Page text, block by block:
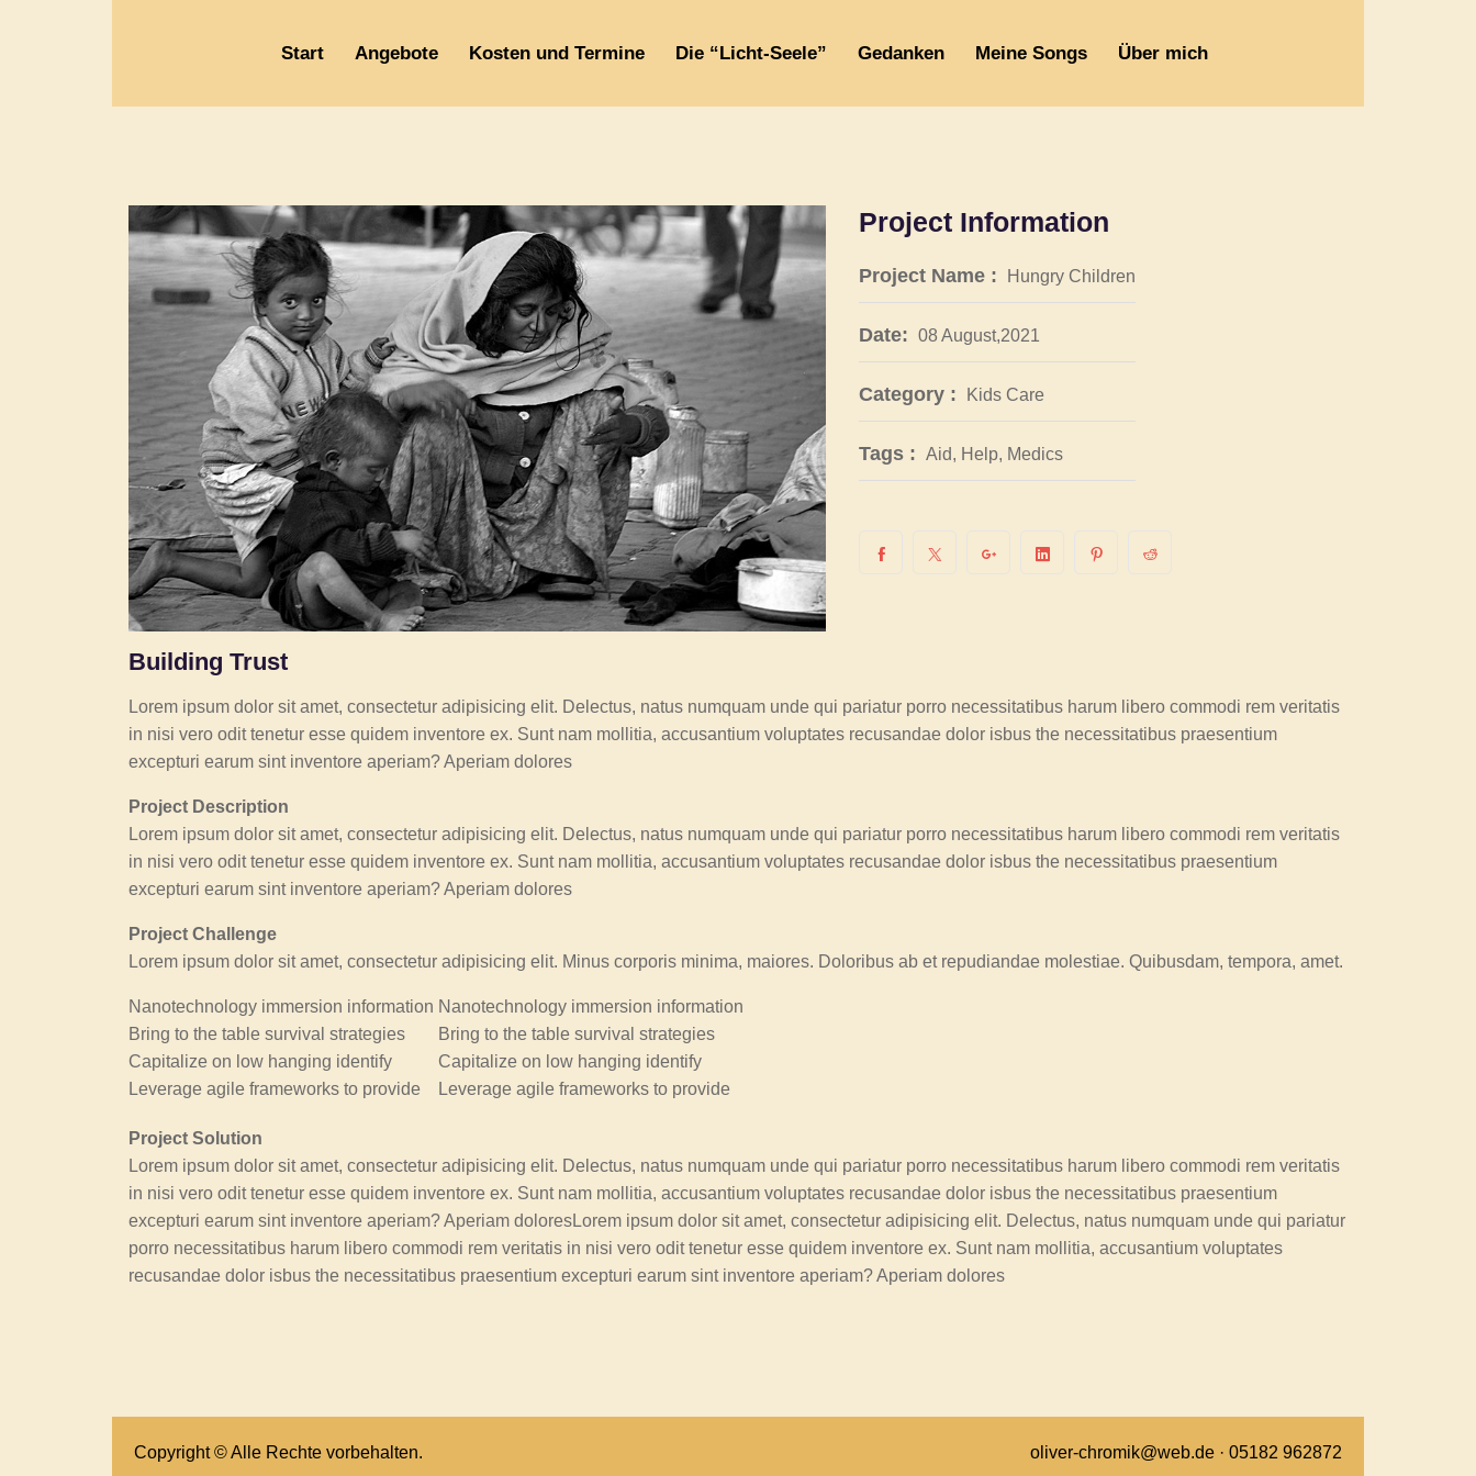
Start Angebote Kosten und Termine Die “Licht-Seele” Gedanken Meine Songs Über mich
Project Information
Project Name : Hungry Children
Date: 08 August,2021
Category : Kids Care
Tags : Aid, Help, Medics
Building Trust
Lorem ipsum dolor sit amet, consectetur adipisicing elit. Delectus, natus numquam unde qui pariatur porro necessitatibus harum libero commodi rem veritatis
in nisi vero odit tenetur esse quidem inventore ex. Sunt nam mollitia, accusantium voluptates recusandae dolor isbus the necessitatibus praesentium
excepturi earum sint inventore aperiam? Aperiam dolores
Project Description
Lorem ipsum dolor sit amet, consectetur adipisicing elit. Delectus, natus numquam unde qui pariatur porro necessitatibus harum libero commodi rem veritatis
in nisi vero odit tenetur esse quidem inventore ex. Sunt nam mollitia, accusantium voluptates recusandae dolor isbus the necessitatibus praesentium
excepturi earum sint inventore aperiam? Aperiam dolores
Project Challenge
Lorem ipsum dolor sit amet, consectetur adipisicing elit. Minus corporis minima, maiores. Doloribus ab et repudiandae molestiae. Quibusdam, tempora, amet.
Nanotechnology immersion information
Bring to the table survival strategies
Capitalize on low hanging identify
Leverage agile frameworks to provide
Nanotechnology immersion information
Bring to the table survival strategies
Capitalize on low hanging identify
Leverage agile frameworks to provide
Project Solution
Lorem ipsum dolor sit amet, consectetur adipisicing elit. Delectus, natus numquam unde qui pariatur porro necessitatibus harum libero commodi rem veritatis
in nisi vero odit tenetur esse quidem inventore ex. Sunt nam mollitia, accusantium voluptates recusandae dolor isbus the necessitatibus praesentium
excepturi earum sint inventore aperiam? Aperiam doloresLorem ipsum dolor sit amet, consectetur adipisicing elit. Delectus, natus numquam unde qui pariatur
porro necessitatibus harum libero commodi rem veritatis in nisi vero odit tenetur esse quidem inventore ex. Sunt nam mollitia, accusantium voluptates
recusandae dolor isbus the necessitatibus praesentium excepturi earum sint inventore aperiam? Aperiam dolores
Copyright © Alle Rechte vorbehalten. oliver-chromik@web.de · 05182 962872